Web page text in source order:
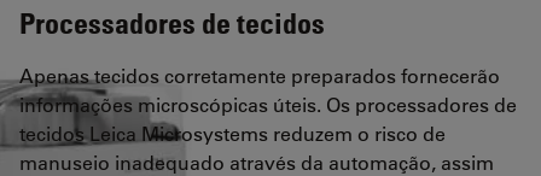
Processadores de tecidos
Apenas tecidos corretamente preparados fornecerão
informações microscópicas úteis. Os processadores de
tecidos Leica Microsystems reduzem o risco de
manuseio inadequado através da automação, assim